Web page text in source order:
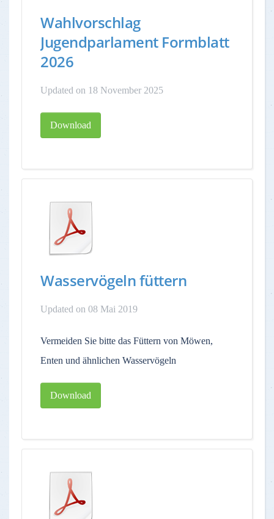
Wahlvorschlag
Jugendparlament Formblatt
2026
Updated on 18 November 2025
Download
Wasservögeln füttern
Updated on 08 Mai 2019
Vermeiden Sie bitte das Füttern von Möwen,
Enten und ähnlichen Wasservögeln
Download